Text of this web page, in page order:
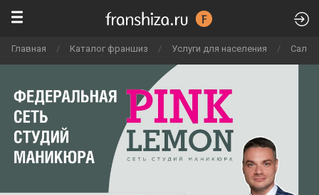
Главная / Каталог франшиз / Услуги для населения /